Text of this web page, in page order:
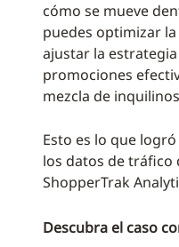
cómo se mueve
puedes optimizar
ajustar la
promociones
mezcla de
Esto es lo que
los datos de
ShopperTrak
Descubra el caso